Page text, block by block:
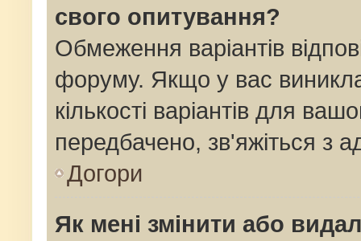
свого опитування?
Обмеження варіантів
форуму. Якщо у вас виникла
кількості варіантів для
передбачено, зв'яжіться з
Догори
Як мені змінити або